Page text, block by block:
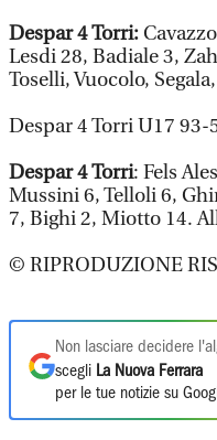
Despar 4 Torri:
Lesdi 28, Badiale 3,
Toselli, Vuocolo,
Despar 4 Torri U17 93-
Despar 4 Torri: Fels
Mussini 6, Telloli 6,
7, Bighi 2, Miotto 14.
© RIPRODUZIONE
Non lasciare decidere
scegli La Nuova Ferrara
per le tue notizie su